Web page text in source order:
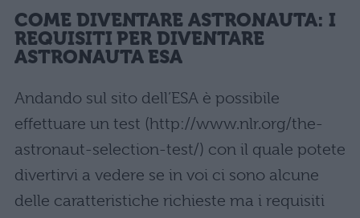
COME DIVENTARE ASTRONAUTA: I
REQUISITI PER DIVENTARE
ASTRONAUTA ESA
Andando sul sito dell’ESA è possibile
effettuare un test (http://www.nlr.org/the-
astronaut-selection-test/) con il quale potete
divertirvi a vedere se in voi ci sono alcune
delle caratteristiche richieste ma i requisiti